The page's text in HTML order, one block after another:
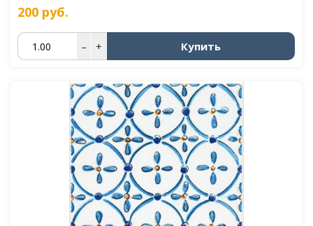
200 руб.
– + Купить